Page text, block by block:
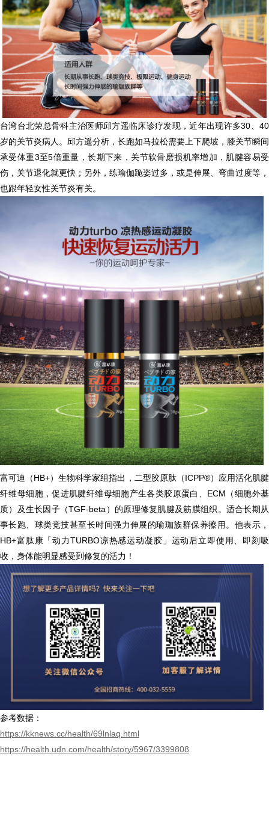
台湾台北荣总骨科主治医师邱方遥临床诊疗发现，近年出现许多30、40
岁的关节炎病人。邱方遥分析，长跑如马拉松需要上下爬坡，膝关节瞬间
承受体重3至5倍重量，长期下来，关节软骨磨损机率增加，肌腱容易受
伤，关节退化就更快；另外，练瑜伽跪姿过多，或是伸展、弯曲过度等，
也跟年轻女性关节炎有关。
富可迪（HB+）生物科学家组指出，二型胶原肽（ICPP®）应用活化肌腱
纤维母细胞，促进肌腱纤维母细胞产生各类胶原蛋白、ECM（细胞外基
质）及生长因子（TGF-beta）的原理修复肌腱及筋膜组织。适合长期从
事长跑、球类竞技甚至长时间强力伸展的瑜珈族群保养擦用。他表示，
HB+富肽康「动力TURBO凉热感运动凝胶」运动后立即使用、即刻吸
收，身体能明显感受到修复的活力！
参考数据：
https://kknews.cc/health/69lnlaq.html
https://health.udn.com/health/story/5967/3399808